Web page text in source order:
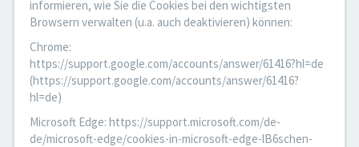
informieren, wie Sie die Cookies bei den wichtigsten
Browsern verwalten (u.a. auch deaktivieren) können:
Chrome:
https://support.google.com/accounts/answer/61416?hl=de
(https://support.google.com/accounts/answer/61416?
hl=de)
Microsoft Edge: https://support.microsoft.com/de-
de/microsoft-edge/cookies-in-microsoft-edge-lB6schen-